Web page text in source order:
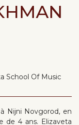
School Of Music
Nijni Novgorod, en
de 4 ans. Elizaveta